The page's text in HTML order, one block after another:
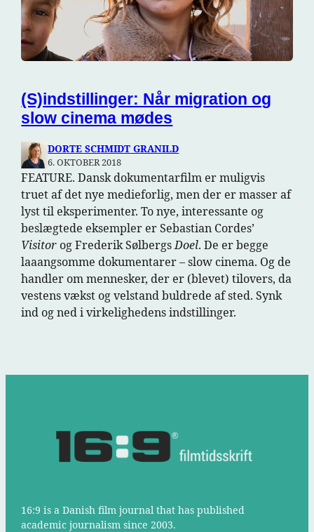
(S)indstillinger: Når migration og
slow cinema mødes
DORTE SCHMIDT GRANILD
6. OKTOBER 2018
FEATURE. Dansk dokumentarfilm er muligvis
truet af det nye medieforlig, men der er masser af
lyst til eksperimenter. To nye, interessante og
beslægtede eksempler er Sebastian Cordes’
Visitor og Frederik SølbergsDoel. De er begge
laaangsomme dokumentarer – slow cinema. Og de
handler om mennesker, der er (blevet) tilovers, da
vestens vækst og velstand buldrede af sted. Synk
ind og ned i virkelighedens indstillinger.
16:9 is a Danish film journal that has published
academic journalism since 2003.